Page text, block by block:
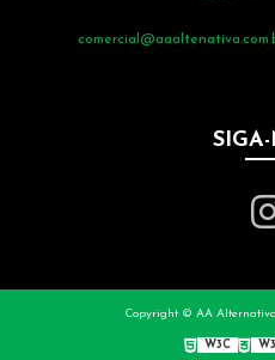
Gestão de resíduos industriais
Locação de escavadeira hidráulica
Locação de escavadeira
Copyright © AA
W3C